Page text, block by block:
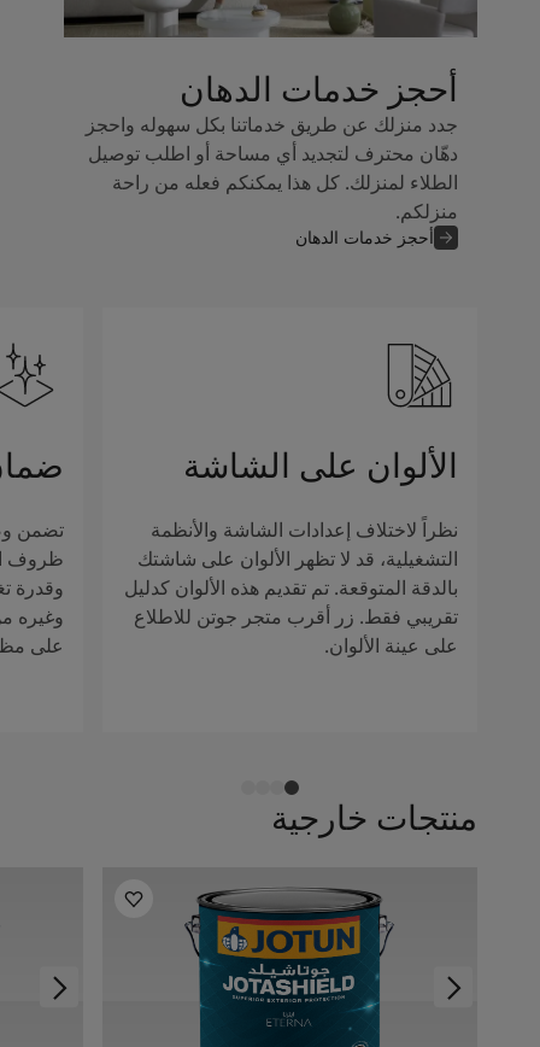
أحجز خدمات الدهان
جدد منزلك عن طريق خدماتنا بكل سهوله واحجز
دهّان محترف لتجديد أي مساحة أو اطلب توصيل
الطلاء لمنزلك. كل هذا يمكنكم فعله من راحة
منزلكم.
أحجز خدمات الدهان
الألوان على الشاشة
نظراً لاختلاف إعدادات الشاشة والأنظمة
التشغيلية، قد لا تظهر الألوان على شاشتك
بالدقة المتوقعة. تم تقديم هذه الألوان كدليل
تقريبي فقط. زر أقرب متجر جوتن للاطلاع
على عينة الألوان.
تضمن
ظروف
وقدرة
وغيره
على
منتجات خارجية